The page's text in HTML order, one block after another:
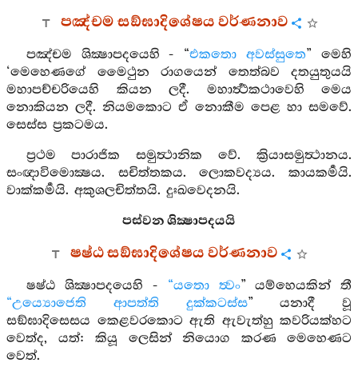
පඤ්චම සඞ්ඝාදිශේෂය වර්ණනාව
පඤ්චම ශික්‍ෂාපදයෙහි - “එකතො අවස්සුතෙ” මෙහි
‘මෙහෙණගේ මෛථුන රාගයෙන් තෙත්බව දතයුතුයයි
මහාපච්චරියෙහි කියන ලදී. මහාර්‍ත්‍ථකථාවෙහි මෙය
නොකියන ලදී. නියමකොට ඒ නොකීම පෙළ හා සමවේ.
සෙස්ස ප්‍රකටමය.
ප්‍රථම පාරාජික සමුත්‍ථානික වේ. ක්‍රියාසමුත්‍ථානය.
සංඥාවිමොක්‍ෂය. සචිත්තකය. ලොකවද්‍යය. කායකර්‍මයි.
වාක්කර්‍මයි. අකුශලචිත්තයි. දුඃඛවෙදනයි.
පස්වන ශික්‍ෂාපදයයි
ෂෂ්ඨ සඞ්ඝාදිශේෂය වර්ණනාව
ෂෂ්ඨ ශික්‍ෂාපදයෙහි - “යතො ත්‍වං” යම්හෙයකින් තී
“උය්‍යොජෙති ආපත්ති දුක්කටස්ස” යනාදී වූ
සඞ්ඝාදිසෙසය කෙළවරකොට ඇති ඇවැත්හු කවරියක්හට
වෙත්ද, යත්: කියූ ලෙසින් නියොග කරණ මෙහෙණට
වෙත්.